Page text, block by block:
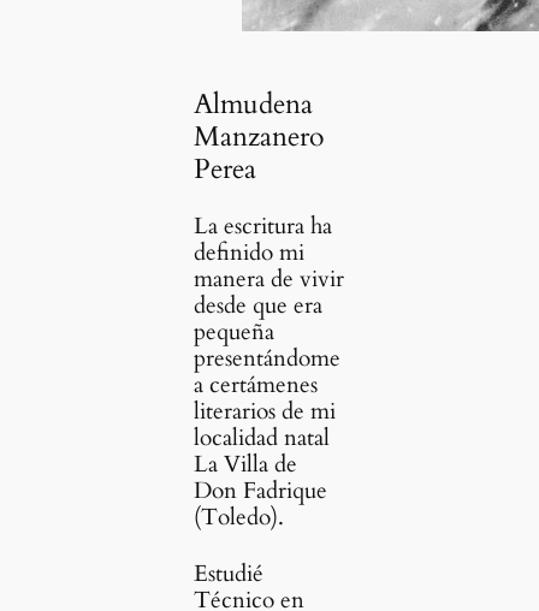
Almudena
Manzanero
Perea
La escritura ha
definido mi
manera de vivir
desde que era
pequeña
presentándome
a certámenes
literarios de mi
localidad natal
La Villa de
Don Fadrique
(Toledo).
Estudié
Técnico en